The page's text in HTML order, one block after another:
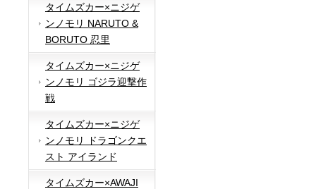
タイムズカー×ニジゲ
ンノモリ NARUTO &
BORUTO 忍里
タイムズカー×ニジゲ
ンノモリ ゴジラ迎撃作
戦
タイムズカー×ニジゲ
ンノモリ ドラゴンクエ
スト アイランド
タイムズカー×AWAJI